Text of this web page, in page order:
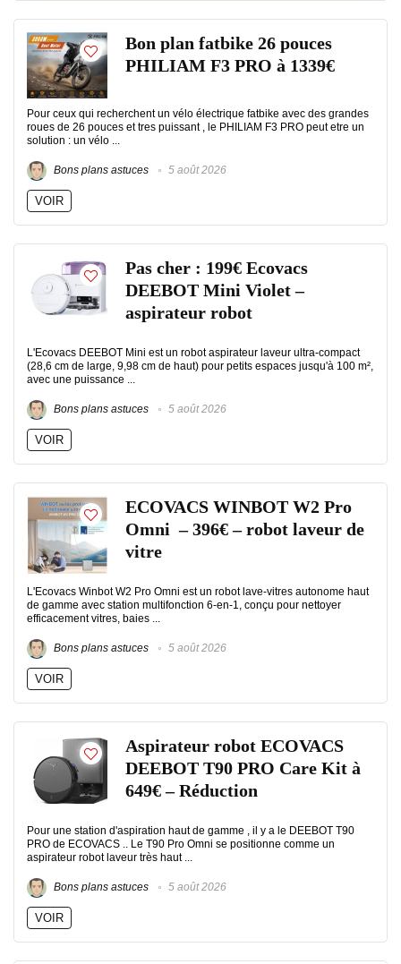
Bon plan fatbike 26 pouces
PHILIAM F3 PRO à 1339€
Pour ceux qui recherchent un vélo électrique fatbike avec des grandes
roues de 26 pouces et tres puissant , le PHILIAM F3 PRO peut etre un
solution : un vélo ...
Bons plans astuces 5 août 2026
VOIR
Pas cher : 199€ Ecovacs
DEEBOT Mini Violet –
aspirateur robot
L'Ecovacs DEEBOT Mini est un robot aspirateur laveur ultra-compact
(28,6 cm de large, 9,98 cm de haut) pour petits espaces jusqu'à 100 m²,
avec une puissance ...
Bons plans astuces 5 août 2026
VOIR
ECOVACS WINBOT W2 Pro
Omni – 396€ – robot laveur de
vitre
L'Ecovacs Winbot W2 Pro Omni est un robot lave-vitres autonome haut
de gamme avec station multifonction 6-en-1, conçu pour nettoyer
efficacement vitres, baies ...
Bons plans astuces 5 août 2026
VOIR
Aspirateur robot ECOVACS
DEEBOT T90 PRO Care Kit à
649€ – Réduction
Pour une station d'aspiration haut de gamme , il y a le DEEBOT T90
PRO de ECOVACS .. Le T90 Pro Omni se positionne comme un
aspirateur robot laveur très haut ...
Bons plans astuces 5 août 2026
VOIR